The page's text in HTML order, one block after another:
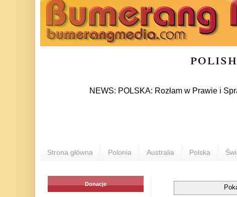
NEWS: POLSKA: Rozłam w Prawie i
Strona główna Polonia Australia Polska
Donacje